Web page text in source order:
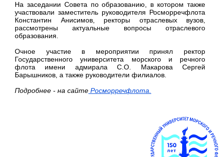
На заседании Совета по образованию, в котором также
участвовали заместитель руководителя Росморречфлота
Константин Анисимов, ректоры отраслевых вузов,
рассмотрены актуальные вопросы отраслевого
образования.
Очное участие в мероприятии принял ректор
Государственного университета морского и речного
флота имени адмирала С.О. Макарова Сергей
Барышников, а также руководители филиалов.
Подробнее - на сайте Росморречфлота.